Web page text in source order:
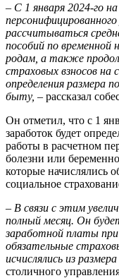
– С 1 января 2024-го
рассчитываться
пособий по временной
родам, а также
страховых взносов на
определения размера
быту, – рассказал
Он отметил, что с 1
заработок будет
работы в расчетном
болезни или
которые начислялись
социальное
– В связи с этим
полный месяц. Он
заработной платы
обязательные
исчислялись из
столичного